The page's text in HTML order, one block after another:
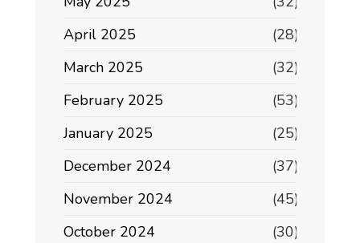
April 2025
(28)
March 2025
(32)
February 2025
(53)
January 2025
(25)
December 2024
(37)
November 2024
(45)
October 2024
(30)